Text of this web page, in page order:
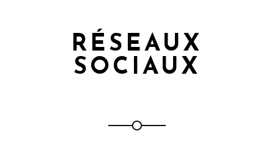
RÉSEAUX
SOCIAUX